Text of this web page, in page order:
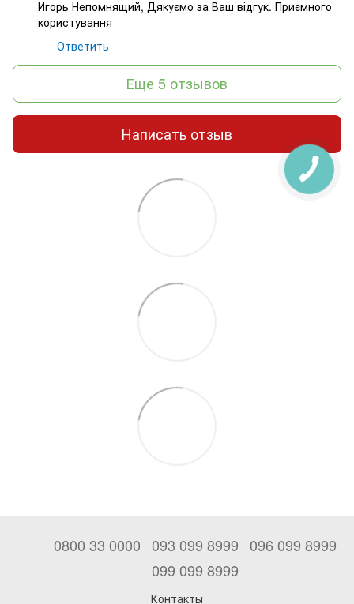
Игорь Непомнящий, Дякуємо за Ваш відгук. Приємного
користування
Ответить
Еще 5 отзывов
Написать отзыв
0800 33 0000 093 099 8999 096 099 8999
099 099 8999
Контакты